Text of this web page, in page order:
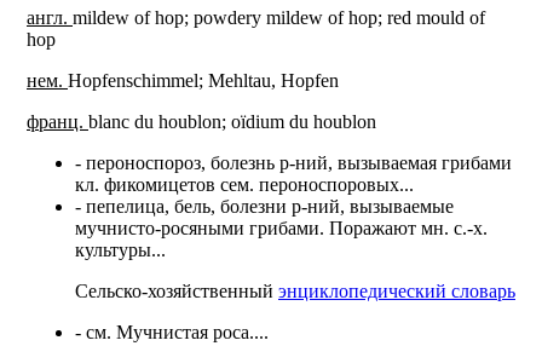
англ. mildew of hop; powdery mildew of hop; red mould of
hop
нем. Hopfenschimmel; Mehltau, Hopfen
франц. blanc du houblon; oïdium du houblon
- пероноспороз, болезнь р-ний, вызываемая грибами
кл. фикомицетов сем. пероноспоровых...
- пепелица, бель, болезни р-ний, вызываемые
мучнисто-росяными грибами. Поражают мн. с.-х.
культуры...
Сельско-хозяйственный энциклопедический словарь
- см. Мучнистая роса....